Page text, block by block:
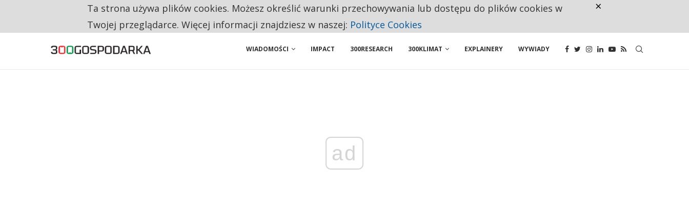
RESTRYKCJE CHIN UDERZAJĄ W EUROPEJSKI PRZEMYSŁ. NA LIŚCIE SĄ DWA PODMIOTY Z POLSKI
WIADOMOŚCI IMPACT 300RESEARCH 300KLIMAT EXPLAINERY WYWIADY
ad
Ta strona używa plików cookies. Możesz określić warunki przechowywania lub dostępu do plików cookies w
Twojej przeglądarce. Więcej informacji znajdziesz w naszej: Polityce Cookies
×